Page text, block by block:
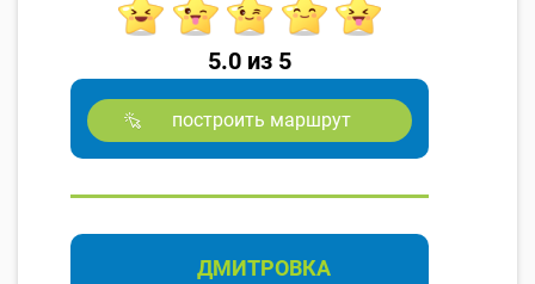
5.0 из 5
построить маршрут
ДМИТРОВКА